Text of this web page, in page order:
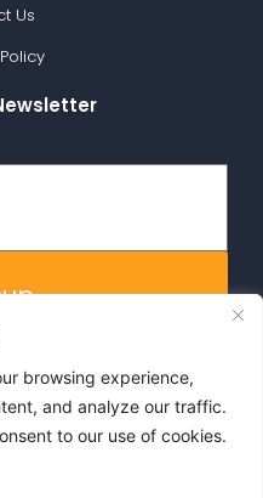
browsing experience,
and analyze our traffic.
to our use of cookies.
Us